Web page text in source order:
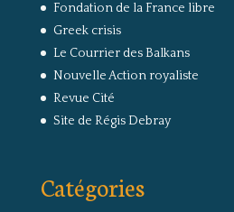
Fondation de la France libre
Greek crisis
Le Courrier des Balkans
Nouvelle Action royaliste
Revue Cité
Site de Régis Debray
Catégories